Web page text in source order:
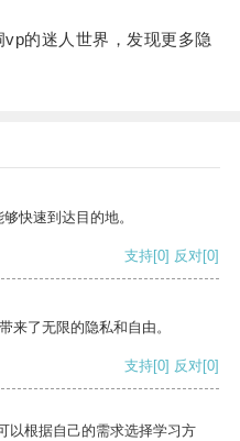
的迷人世界，发现更多隐
快速到达目的地。
支持[0] 反对[0]
来了无限的隐私和自由。
支持[0] 反对[0]
以根据自己的需求选择学习方